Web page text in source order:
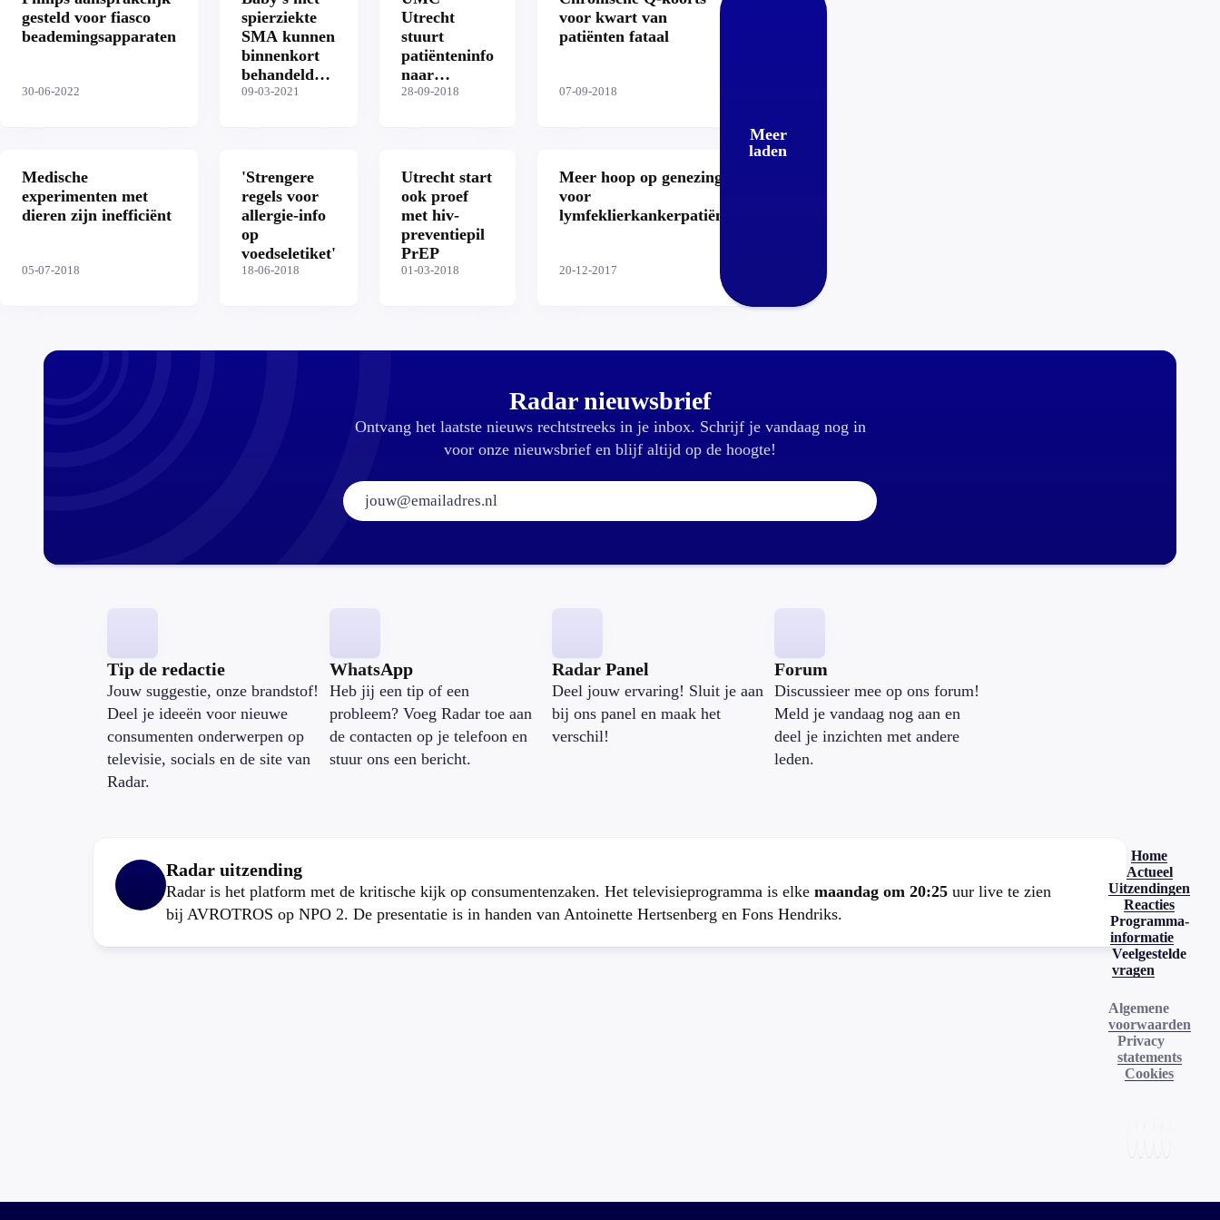
gesteld voor fiasco
beademingsapparaten
30-06-2022
spierziekte
SMA kunnen
binnenkort
behandeld
worden in
09-03-2021
Utrecht
stuurt
patiënteninfo
naar
verkeerd
28-09-2018
voor kwart van
patiënten fataal
07-09-2018
Medische
experimenten met
dieren zijn inefficiënt
05-07-2018
'Strengere
regels voor
allergie-info
op
voedseletiket'
18-06-2018
Utrecht start
ook proef
met hiv-
preventiepil
PrEP
01-03-2018
Meer hoop op genezing
voor
lymfeklierkankerpatiënt
20-12-2017
Meer
laden
Radar nieuwsbrief
Ontvang het laatste nieuws rechtstreeks in je inbox. Schrijf je vandaag nog in
voor onze nieuwsbrief en blijf altijd op de hoogte!
E-mailadres:
Tip de redactie
Jouw suggestie, onze brandstof!
Deel je ideeën voor nieuwe
consumenten onderwerpen op
televisie, socials en de site van
Radar.
WhatsApp
Heb jij een tip of een
probleem? Voeg Radar toe aan
de contacten op je telefoon en
stuur ons een bericht.
Radar Panel
Deel jouw ervaring! Sluit je aan
bij ons panel en maak het
verschil!
Forum
Discussieer mee op ons forum!
Meld je vandaag nog aan en
deel je inzichten met andere
leden.
Radar uitzending
Radar is het platform met de kritische kijk op consumentenzaken. Het televisieprogramma is elke maandag om 20:25 uur live te zien
bij AVROTROS op NPO 2. De presentatie is in handen van Antoinette Hertsenberg en Fons Hendriks.
Home
Actueel
Uitzendingen
Reacties
Programma-
informatie
Veelgestelde
vragen
Algemene
voorwaarden
Privacy
statements
Cookies